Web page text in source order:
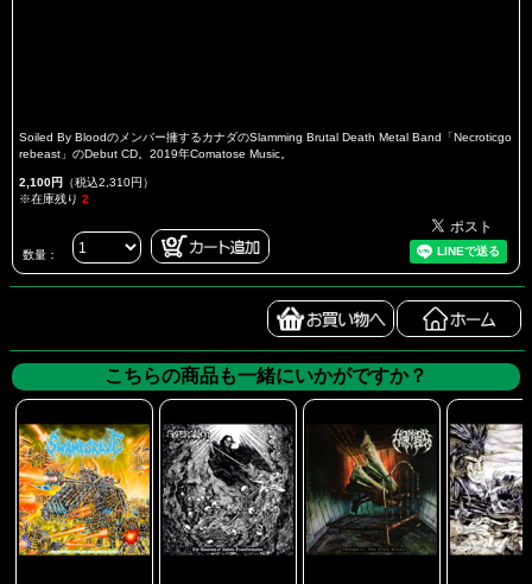
Soiled By Bloodのメンバー擁するカナダのSlamming Brutal Death Metal Band「Necroticgo
rebeast」のDebut CD。2019年Comatose Music。
2,100円 （税込2,310円）
※在庫残り 2
数量：
こちらの商品も一緒にいかがですか？